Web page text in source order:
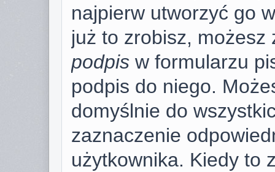
najpierw utworzyć go
już to zrobisz,
podpis w formularzu
podpis do niego.
domyślnie do
zaznaczenie
użytkownika. Kiedy to